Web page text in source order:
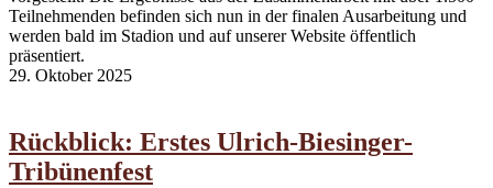
Teilnehmenden befinden sich nun in der finalen Ausarbeitung und
werden bald im Stadion und auf unserer Website öffentlich
präsentiert.
29. Oktober 2025
Rückblick: Erstes Ulrich-Biesinger-
Tribünenfest